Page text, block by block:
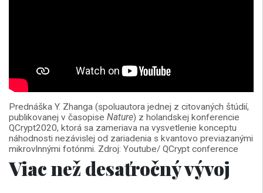
Prednáška Y. Zhanga (spoluautora jednej z citovaných štúdií,
publikovanej v časopise Nature) z holandskej konferencie
QCrypt2020, ktorá sa zameriava na vysvetlenie konceptu
náhodnosti nezávislej od zariadenia s kvantovo previazanými
mikrovlnnými fotónmi. Zdroj: Youtube/ QCrypt conference
Viac než desaťročný vývoj